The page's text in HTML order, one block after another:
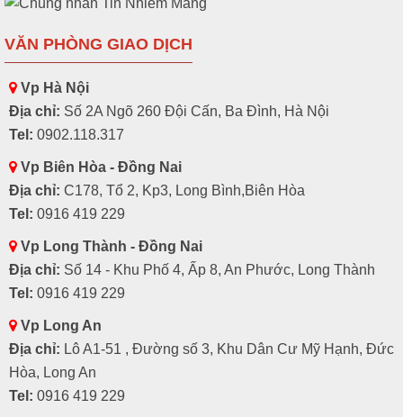
VĂN PHÒNG GIAO DỊCH
Vp Hà Nội
Địa chỉ: Số 2A Ngõ 260 Đội Cấn, Ba Đình, Hà Nội
Tel: 0902.118.317
Vp Biên Hòa - Đồng Nai
Địa chỉ: C178, Tổ 2, Kp3, Long Bình,Biên Hòa
Tel: 0916 419 229
Vp Long Thành - Đồng Nai
Địa chỉ: Số 14 - Khu Phố 4, Ấp 8, An Phước, Long Thành
Tel: 0916 419 229
Vp Long An
Địa chỉ: Lô A1-51 , Đường số 3, Khu Dân Cư Mỹ Hạnh, Đức
Hòa, Long An
Tel: 0916 419 229